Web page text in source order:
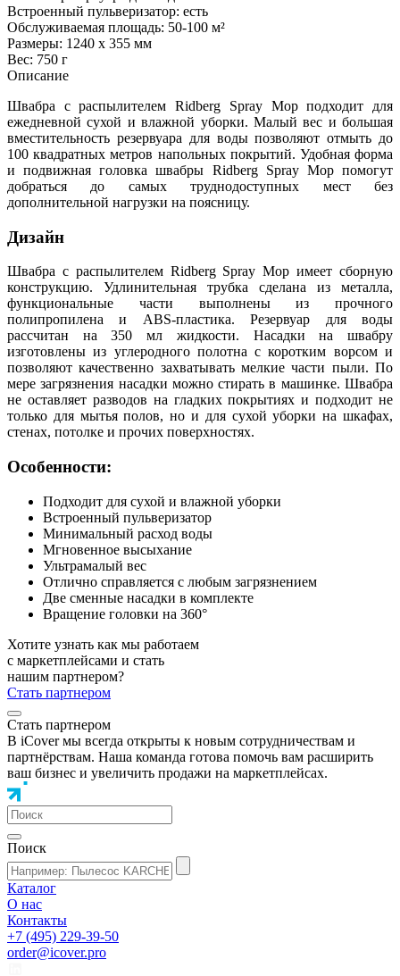
Встроенный пульверизатор: есть
Обслуживаемая площадь: 50-100 м²
Размеры: 1240 х 355 мм
Вес: 750 г
Описание
Швабра с распылителем Ridberg Spray Mop подходит для
ежедневной сухой и влажной уборки. Малый вес и большая
вместительность резервуара для воды позволяют отмыть до
100 квадратных метров напольных покрытий. Удобная форма
и подвижная головка швабры Ridberg Spray Mop помогут
добраться до самых труднодоступных мест без
дополнительной нагрузки на поясницу.
Дизайн
Швабра с распылителем Ridberg Spray Mop имеет сборную
конструкцию. Удлинительная трубка сделана из металла,
функциональные части выполнены из прочного
полипропилена и ABS-пластика. Резервуар для воды
рассчитан на 350 мл жидкости. Насадки на швабру
изготовлены из углеродного полотна с коротким ворсом и
позволяют качественно захватывать мелкие части пыли. По
мере загрязнения насадки можно стирать в машинке. Швабра
не оставляет разводов на гладких покрытиях и подходит не
только для мытья полов, но и для сухой уборки на шкафах,
стенах, потолке и прочих поверхностях.
Особенности:
Подходит для сухой и влажной уборки
Встроенный пульверизатор
Минимальный расход воды
Мгновенное высыхание
Ультрамалый вес
Отлично справляется с любым загрязнением
Две сменные насадки в комплекте
Вращение головки на 360°
Хотите узнать как мы работаем
с маркетплейсами и стать
нашим партнером?
Стать партнером
Стать партнером
В iCover мы всегда открыты к новым сотрудничествам и
партнёрствам. Наша команда готова помочь вам расширить
ваш бизнес и увеличить продажи на маркетплейсах.
Поиск
Каталог
О нас
Контакты
+7 (495) 229-39-50
order@icover.pro